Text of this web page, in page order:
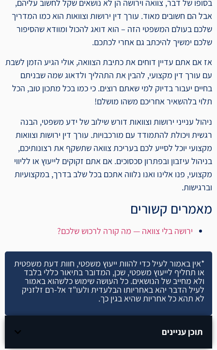
בסופו של דבר, צוואה וירושה הן לא נושאים שקל לחשוב עליהם,
אבל הם חשובים מאוד. עורך דין ירושות וצוואות הוא כמו המדריך
שלכם בעולם המשפטי הזה – הוא דואג להכול ומוודא שהסיפור
שלכם ימשיך להיכתב גם אחרי לכתכם.
אז אם אתם עדיין דוחים את כתיבת הצוואה, אולי הגיע הזמן לשבת
עם עורך דין מקצועי, להבין את התהליך ולדאוג שמה שבניתם
בחיים יעבור בדיוק למי שאתם רוצים. כי כמו בכל מתכון טוב, הכל
תלוי בלהשאיר אחריכם משהו מושלם!
ניהול ענייני ירושות וצוואות דורש שילוב של ידע משפטי, הבנה
רגשית ויכולת להתמודד עם מורכבויות. עורך דין ירושות וצוואות
מקצועי יוכל לסייע לכם בעריכת צוואה שתשקף את רצונותיכם,
בניהול עיזבון ובפתרון סכסוכים. אם אתם זקוקים לייעוץ או לליווי
מקצועי, פנו אלינו ואנו נלווה אתכם בכל שלב בדרך, במקצועיות
וברגישות.
מאמרים קשורים
ירושה בלי צוואה — מה קורה לרכוש שלכם?
*אין באמור לעיל כדי להוות ייעוץ משפטי, חוות דעת משפטית
או תחליף לייעוץ משפטי, שכן, המדובר בתיאור כללי בלבד
ולא מחייב של הנושאים. כל העושה שימוש כלשהוא באמור
לעיל הדבר יהא באחריותו הבלעדית ולעו"ד אל-רם זלזניק
לא תהא כל אחריות שהיא בגין כך.
תוכן עניינים